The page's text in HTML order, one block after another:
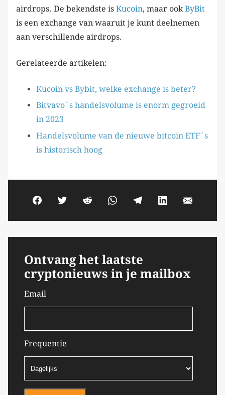
airdrops. De bekendste is Kucoin, maar ook ByBit
is een exchange van waaruit je kunt deelnemen
aan verschillende airdrops.
Gerelateerde artikelen:
Kucoin vs Bybit, welke exchange is beter?
Bitvavo´s handelsvolume is enorm gegroeid
in 2023
Handelsvolume van de nieuwe bitcoin ETF´s
is historisch hoog
Ontvang het laatste
cryptonieuws in je mailbox
Email
Frequentie